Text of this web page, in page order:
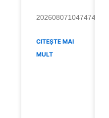
20260807104747451
CITEȘTE MAI
MULT